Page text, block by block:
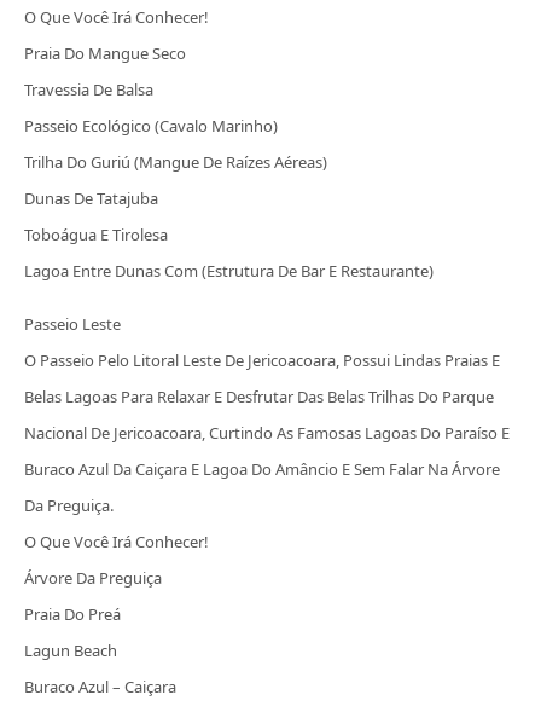
O Que Você Irá Conhecer!
Praia Do Mangue Seco
Travessia De Balsa
Passeio Ecológico (Cavalo Marinho)
Trilha Do Guriú (Mangue De Raízes Aéreas)
Dunas De Tatajuba
Toboágua E Tirolesa
Lagoa Entre Dunas Com (Estrutura De Bar E Restaurante)
Passeio Leste
O Passeio Pelo Litoral Leste De Jericoacoara, Possui Lindas Praias E
Belas Lagoas Para Relaxar E Desfrutar Das Belas Trilhas Do Parque
Nacional De Jericoacoara, Curtindo As Famosas Lagoas Do Paraíso E
Buraco Azul Da Caiçara E Lagoa Do Amâncio E Sem Falar Na Árvore
Da Preguiça.
O Que Você Irá Conhecer!
Árvore Da Preguiça
Praia Do Preá
Lagun Beach
Buraco Azul – Caiçara